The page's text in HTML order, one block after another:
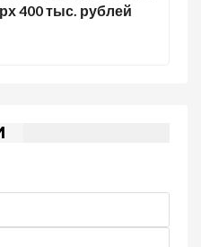
400 тыс. рублей